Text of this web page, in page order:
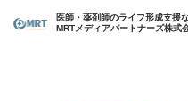
医師・薬剤師のライフ形成支援
MRTメディアパートナーズ株式